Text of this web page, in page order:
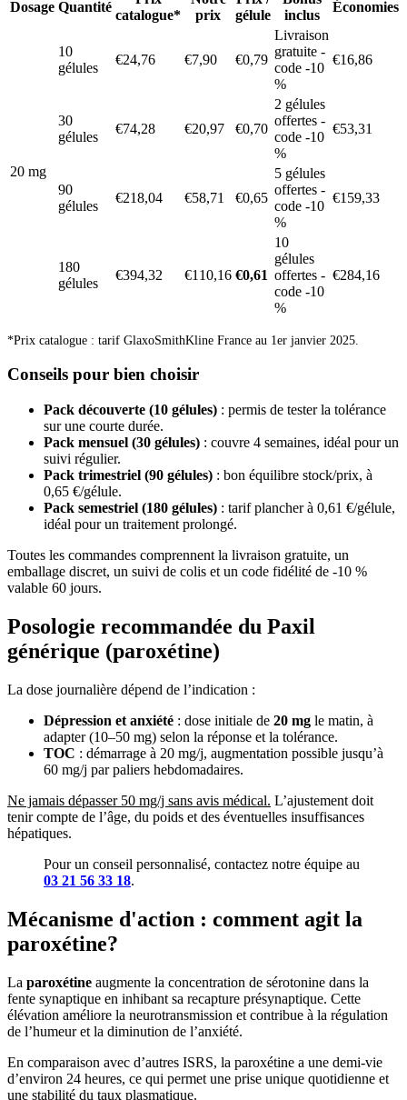
Dosage Quantité
catalogue*
prix
gélule
inclus
Économies
20 mg
10
gélules
€24,76 €7,90 €0,79
Livraison
gratuite -
code -10
%
€16,86
30
gélules
€74,28 €20,97 €0,70
2 gélules
offertes -
code -10
%
€53,31
90
gélules
€218,04 €58,71 €0,65
5 gélules
offertes -
code -10
%
€159,33
180
gélules
€394,32 €110,16 €0,61
10
gélules
offertes -
code -10
%
€284,16
*Prix catalogue : tarif GlaxoSmithKline France au 1er janvier 2025.
Conseils pour bien choisir
Pack découverte (10 gélules) : permis de tester la tolérance
sur une courte durée.
Pack mensuel (30 gélules) : couvre 4 semaines, idéal pour un
suivi régulier.
Pack trimestriel (90 gélules) : bon équilibre stock/prix, à
0,65 €/gélule.
Pack semestriel (180 gélules) : tarif plancher à 0,61 €/gélule,
idéal pour un traitement prolongé.
Toutes les commandes comprennent la livraison gratuite, un
emballage discret, un suivi de colis et un code fidélité de -10 %
valable 60 jours.
Posologie recommandée du Paxil
générique (paroxétine)
La dose journalière dépend de l’indication :
Dépression et anxiété : dose initiale de 20 mg le matin, à
adapter (10–50 mg) selon la réponse et la tolérance.
TOC : démarrage à 20 mg/j, augmentation possible jusqu’à
60 mg/j par paliers hebdomadaires.
Ne jamais dépasser 50 mg/j sans avis médical. L’ajustement doit
tenir compte de l’âge, du poids et des éventuelles insuffisances
hépatiques.
Pour un conseil personnalisé, contactez notre équipe au
03 21 56 33 18.
Mécanisme d'action : comment agit la
paroxétine?
La paroxétine augmente la concentration de sérotonine dans la
fente synaptique en inhibant sa recapture présynaptique. Cette
élévation améliore la neurotransmission et contribue à la régulation
de l’humeur et la diminution de l’anxiété.
En comparaison avec d’autres ISRS, la paroxétine a une demi-vie
d’environ 24 heures, ce qui permet une prise unique quotidienne et
une stabilité du taux plasmatique.